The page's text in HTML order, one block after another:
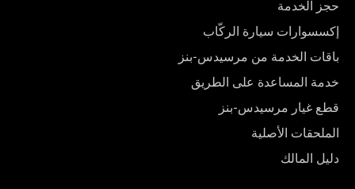
حجز الخدمة
إكسسوارات سيارة الركّاب
باقات الخدمة من مرسيدس-بنز
خدمة المساعدة على الطريق
قطع غيار مرسيدس-بنز
الملحقات الأصلية
دليل المالك